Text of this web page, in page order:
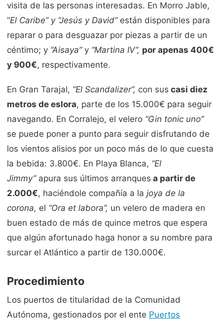
visita de las personas interesadas. En Morro Jable,
“El Caribe” y “Jesús y David” están disponibles para
reparar o para desguazar por piezas a partir de un
céntimo; y “Aisaya” y “Martina IV”, por apenas 400€
y 900€, respectivamente.
En Gran Tarajal, “El Scandalizer”, con sus casi diez
metros de eslora, parte de los 15.000€ para seguir
navegando. En Corralejo, el velero “Gin tonic uno”
se puede poner a punto para seguir disfrutando de
los vientos alisios por un poco más de lo que cuesta
la bebida: 3.800€. En Playa Blanca, “El
Jimmy” apura sus últimos arranques a partir de
2.000€, haciéndole compañía a la joya de la
corona, el “Ora et labora”, un velero de madera en
buen estado de más de quince metros que espera
que algún afortunado haga honor a su nombre para
surcar el Atlántico a partir de 130.000€.
Procedimiento
Los puertos de titularidad de la Comunidad
Autónoma, gestionados por el ente Puertos